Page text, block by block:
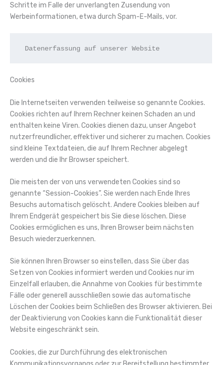
Schritte im Falle der unverlangten Zusendung von
Werbeinformationen, etwa durch Spam-E-Mails, vor.
Datenerfassung auf unserer Website
Cookies
Die Internetseiten verwenden teilweise so genannte Cookies.
Cookies richten auf Ihrem Rechner keinen Schaden an und
enthalten keine Viren. Cookies dienen dazu, unser Angebot
nutzerfreundlicher, effektiver und sicherer zu machen. Cookies
sind kleine Textdateien, die auf Ihrem Rechner abgelegt
werden und die Ihr Browser speichert.
Die meisten der von uns verwendeten Cookies sind so
genannte “Session-Cookies”. Sie werden nach Ende Ihres
Besuchs automatisch gelöscht. Andere Cookies bleiben auf
Ihrem Endgerät gespeichert bis Sie diese löschen. Diese
Cookies ermöglichen es uns, Ihren Browser beim nächsten
Besuch wiederzuerkennen.
Sie können Ihren Browser so einstellen, dass Sie über das
Setzen von Cookies informiert werden und Cookies nur im
Einzelfall erlauben, die Annahme von Cookies für bestimmte
Fälle oder generell ausschließen sowie das automatische
Löschen der Cookies beim Schließen des Browser aktivieren. Bei
der Deaktivierung von Cookies kann die Funktionalität dieser
Website eingeschränkt sein.
Cookies, die zur Durchführung des elektronischen